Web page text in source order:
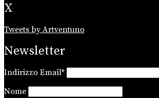
X
Tweets by Artventuno
Newsletter
Indirizzo Email*
Nome